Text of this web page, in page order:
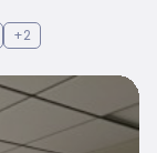
+2